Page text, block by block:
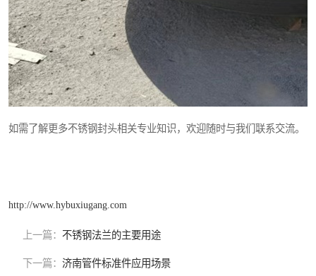
如需了解更多不锈钢封头相关专业知识，欢迎随时与我们联系交流。
http://www.hybuxiugang.com
上一篇： 不锈钢法兰的主要用途
下一篇： 济南管件标准件应用场景